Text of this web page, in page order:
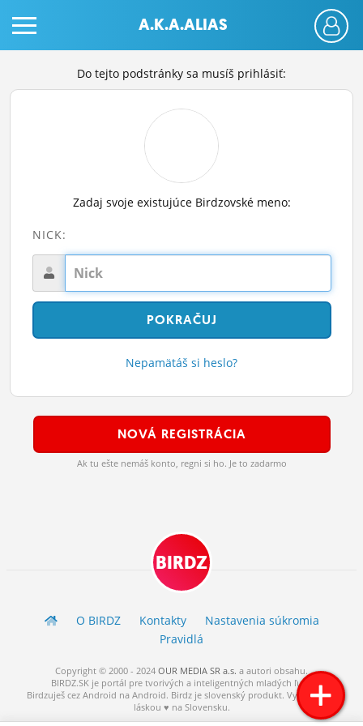
ČINŽIAK
FÓRUM
STATUSY
MÔJ PROFIL
NASTAVENIA
A.K.A.ALIAS
Do tejto podstránky sa musíš prihlásiť:
Zadaj svoje existujúce Birdzovské meno:
NICK:
Nepamätáš si heslo?
NOVÁ REGISTRÁCIA
Ak tu ešte nemáš konto, regni si ho. Je to zadarmo
BIRDZ
O BIRDZ Kontakty
Nastavenia súkromia
Pravidlá
Copyright © 2000 - 2024 OUR MEDIA SR a.s. a autori obsahu.
BIRDZ.SK je portál pre tvorivých a inteligentných mladých ľudí.
Birdzuješ cez Android na Android. Birdz je slovenský produkt. Vytvorené s
láskou ♥ na Slovensku.